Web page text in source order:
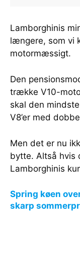
Lamborghinis
længere, som vi
motormæssigt.
Den
trække V10-
skal den
V8’er med
Men det er nu
bytte. Altså hvis
Lamborghinis
Spring køen
skarp